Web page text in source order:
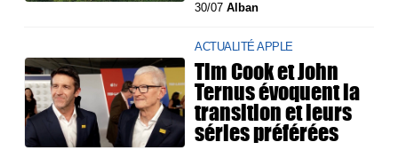
30/07Alban
ACTUALITÉ APPLE
Tim Cook et John
Ternus évoquent la
transition et leurs
séries préférées